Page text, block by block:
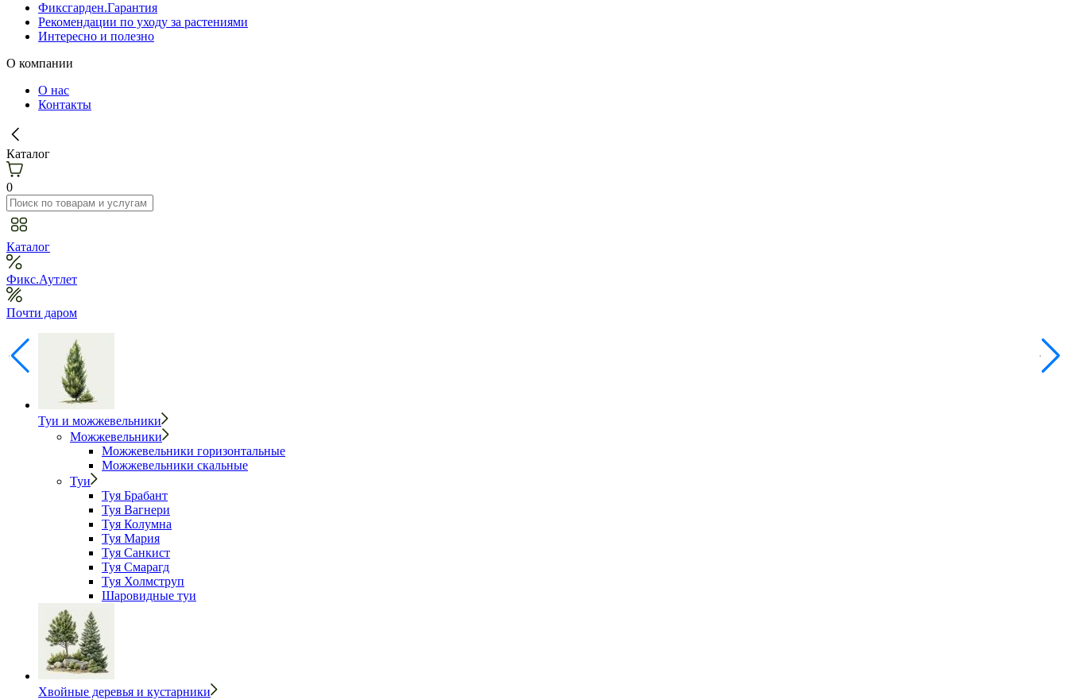
Фиксгарден.Гарантия
Рекомендации по уходу за растениями
Интересно и полезно
О компании
О нас
Контакты
Каталог
0
Каталог
Фикс.Аутлет
Почти даром
Туи и можжевельники
Можжевельники
Можжевельники горизонтальные
Можжевельники скальные
Туи
Туя Брабант
Туя Вагнери
Туя Колумна
Туя Мария
Туя Санкист
Туя Смарагд
Туя Холмструп
Шаровидные туи
Хвойные деревья и кустарники